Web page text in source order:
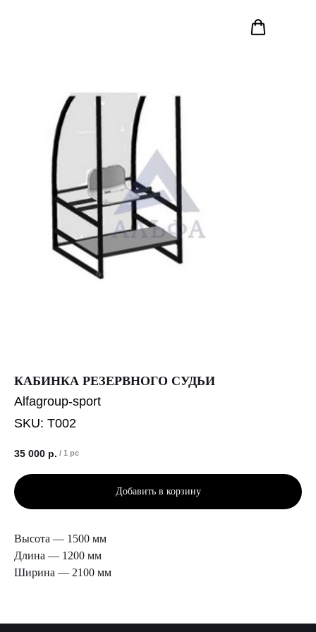
КАБИНКА РЕЗЕРВНОГО СУДЬИ
Alfagroup-sport
SKU: T002
35 000 р. / 1 pc
Добавить в корзину
Высота — 1500 мм
Длина — 1200 мм
Ширина — 2100 мм